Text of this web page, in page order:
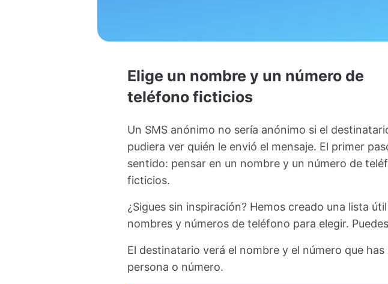
Elige un nombre y un número de
teléfono ficticios
Un SMS anónimo no sería anónimo si el
pudiera ver quién le envió el mensaje. El primer
sentido: pensar en un nombre y un número de
ficticios.
¿Sigues sin inspiración? Hemos creado una lista
nombres y números de teléfono para elegir.
El destinatario verá el nombre y el número que
persona o número.